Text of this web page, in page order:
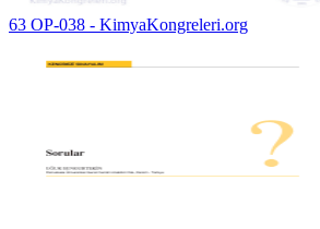
63 OP-038 - KimyaKongreleri.org